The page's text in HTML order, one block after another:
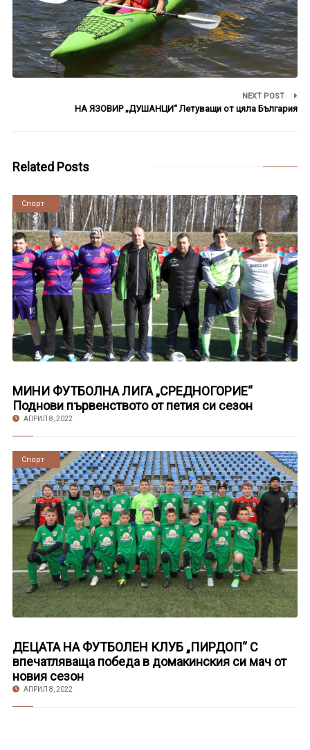
NEXT POST
НА ЯЗОВИР „ДУШАНЦИ“ Летуващи от цяла България
Related Posts
Новини
Спорт
МИНИ ФУТБОЛНА ЛИГА „СРЕДНОГОРИЕ“
Поднови първенството от петия си сезон
АПРИЛ 8, 2022
Новини
Спорт
ДЕЦАТА НА ФУТБОЛЕН КЛУБ „ПИРДОП“ С
впечатляваща победа в домакинския си мач от
новия сезон
АПРИЛ 8, 2022